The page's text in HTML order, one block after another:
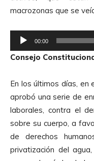
macrozonas que se
e
p
o
d
u
c
t
o
00:00
Consejo
En los últimos días, en
aprobó una serie de
laborales, contra el
sobre su cuerpo, a
de derechos
privatización del